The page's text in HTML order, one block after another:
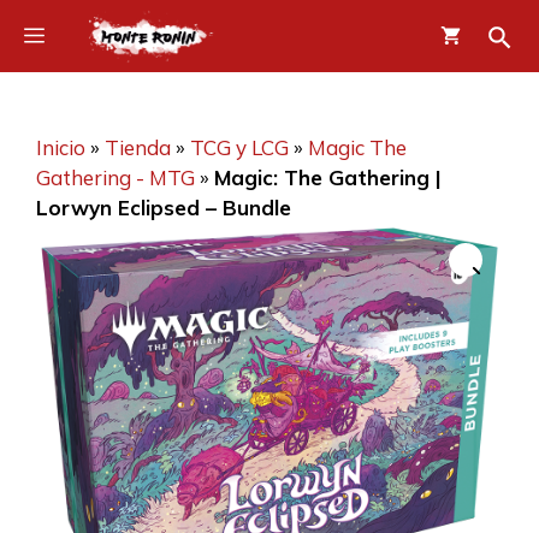
contenido
Menú
Inicio » Tienda» TCG y LCG » Magic The
Gathering - MTG » Magic: The Gathering |
Lorwyn Eclipsed – Bundle